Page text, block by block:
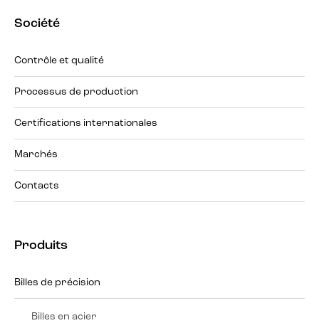
Société
Contrôle et qualité
Processus de production
Certifications internationales
Marchés
Contacts
Produits
Billes de précision
Billes en acier